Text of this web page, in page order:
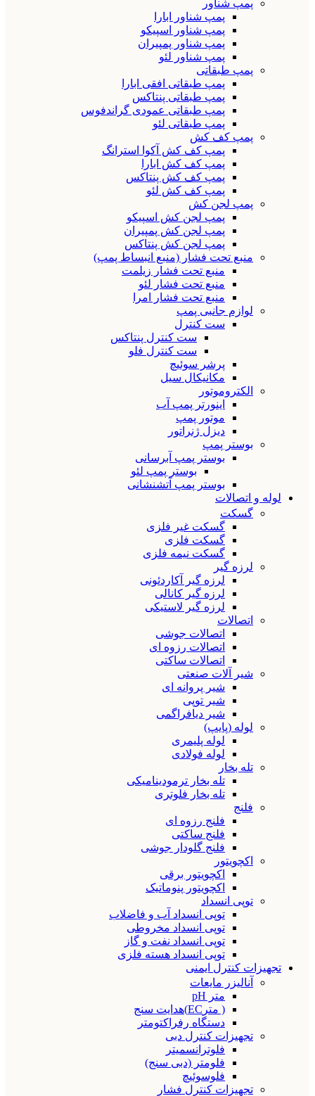
پمپ شناور
پمپ شناور ابارا
پمپ شناور اسپیکو
پمپ شناور پمپیران
پمپ شناور لئو
پمپ طبقاتی
پمپ طبقاتی افقی ابارا
پمپ طبقاتی پنتاکس
پمپ طبقاتی عمودی گراندفوس
پمپ طبقاتی لئو
پمپ کف کش
پمپ کف کش آکوا استرانگ
پمپ کف کش ابارا
پمپ کف کش پنتاکس
پمپ کف کش لئو
پمپ لجن کش
پمپ لجن کش اسپیکو
پمپ لجن کش پمپیران
پمپ لجن کش پنتاکس
منبع تحت فشار (منبع انبساط پمپ)
منبع تحت فشار زیلمت
منبع تحت فشار لئو
منبع تحت فشار امرا
لوازم جانبی پمپ
ست کنترل
ست کنترل پنتاکس
ست کنترل فلو
پرشر سوئیچ
مکانیکال سیل
الکتروموتور
اینورتر پمپ آب
موتور پمپ
دیزل ژنراتور
بوستر پمپ
بوستر پمپ آبرسانی
بوستر پمپ لئو
بوستر پمپ آتشنشانی
لوله و اتصالات
گسکت
گسکت غیر فلزی
گسکت فلزی
گسکت نیمه فلزی
لرزه گیر
لرزه گیر آکاردئونی
لرزه گیر کانالی
لرزه گیر لاستیکی
اتصالات
اتصالات جوشی
اتصالات رزوه ای
اتصالات ساکتی
شیر آلات صنعتی
شیر پروانه ای
شیر توپی
شیر دیافراگمی
لوله (پایپ)
لوله پلیمری
لوله فولادی
تله بخار
تله بخار ترمودینامیکی
تله بخار فلوتری
فلنج
فلنج رزوه ای
فلنج ساکتی
فلنج گلودار جوشی
اکچویتور
اکچویتور برقی
اکچویتور پنوماتیک
توپی انسداد
توپی انسداد آب و فاضلاب
توپی انسداد مخروطی
توپی انسداد نفت و گاز
توپی انسداد هسته فلزی
تجهیزات کنترل ایمنی
آنالیزر مایعات
متر pH
( مترEC)هدایت سنج
دستگاه رفراکتومتر
تجهیزات کنترل دبی
فلوترانسمیتر
فلومتر (دبی سنج)
فلوسوئیچ
تجهیزات کنترل فشار